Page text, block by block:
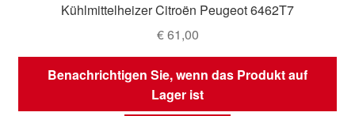
Kühlmittelheizer Citroën Peugeot 6462T7
€61,00
Benachrichtigen Sie, wenn das Produkt auf
Lager ist